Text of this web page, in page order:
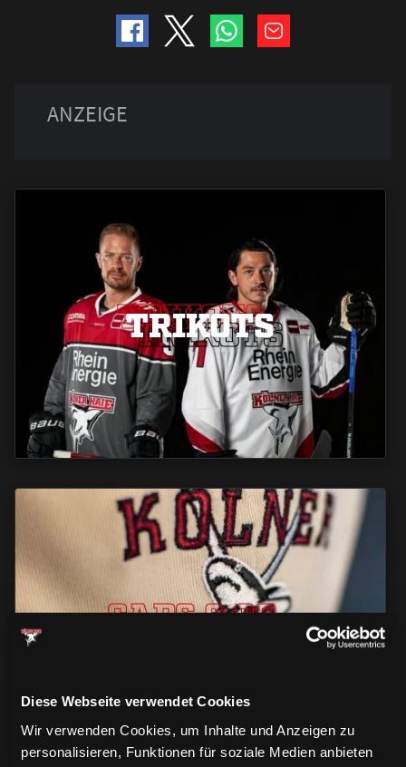
Diese Webseite verwendet Cookies
Wir verwenden Cookies, um Inhalte und Anzeigen zu
personalisieren, Funktionen für soziale Medien anbieten
TRIKOTS
TRIKOTS
TRIKOTS
CAPS & CO
CAPS & CO